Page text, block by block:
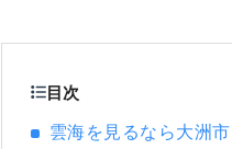
目次
雲海を見るなら大洲市